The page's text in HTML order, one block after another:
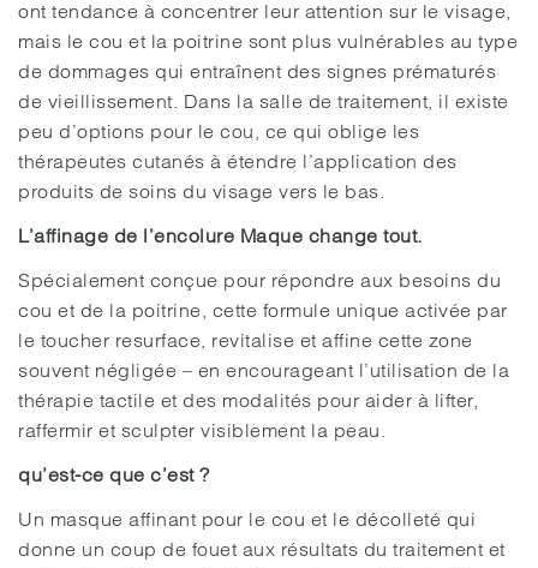
ont tendance à concentrer leur attention sur le visage,
mais le cou et la poitrine sont plus vulnérables au type
de dommages qui entraînent des signes prématurés
de vieillissement. Dans la salle de traitement, il existe
peu d’options pour le cou, ce qui oblige les
thérapeutes cutanés à étendre l’application des
produits de soins du visage vers le bas.
L’affinage de l’encolure Maque change tout.
Spécialement conçue pour répondre aux besoins du
cou et de la poitrine, cette formule unique activée par
le toucher resurface, revitalise et affine cette zone
souvent négligée – en encourageant l’utilisation de la
thérapie tactile et des modalités pour aider à lifter,
raffermir et sculpter visiblement la peau.
qu’est-ce que c’est ?
Un masque affinant pour le cou et le décolleté qui
donne un coup de fouet aux résultats du traitement et